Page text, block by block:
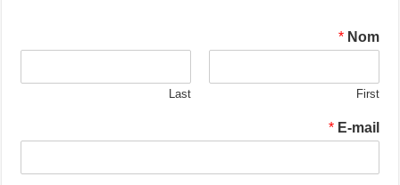
Nom
*
First
Last
E-mail
*